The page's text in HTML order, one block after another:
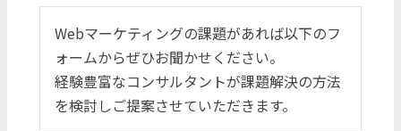
Webマーケティングの課題があれば以下のフ
ォームからぜひお聞かせください。
経験豊富なコンサルタントが課題解決の方法
を検討しご提案させていただきます。